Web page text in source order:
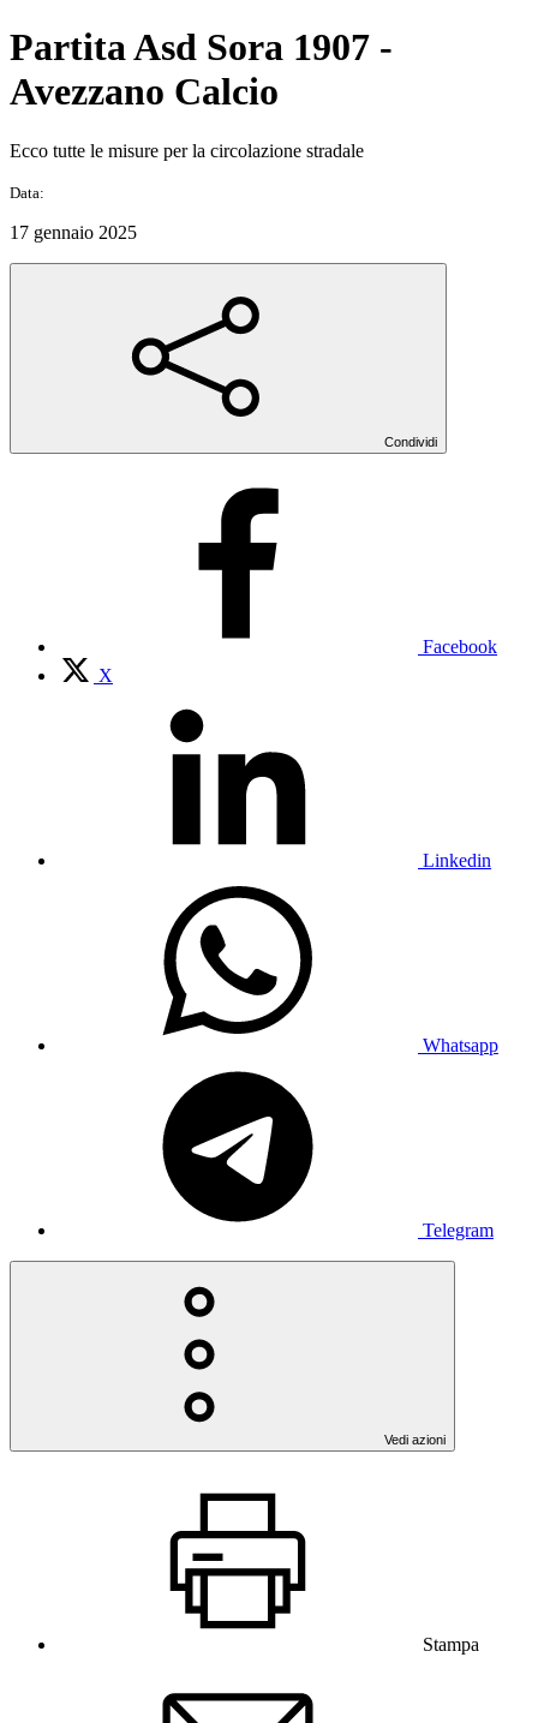
Partita Asd Sora 1907 -
Avezzano Calcio
Ecco tutte le misure per la circolazione stradale
Data:
17 gennaio 2025
Condividi
Facebook
X
Linkedin
Whatsapp
Telegram
Vedi azioni
Stampa